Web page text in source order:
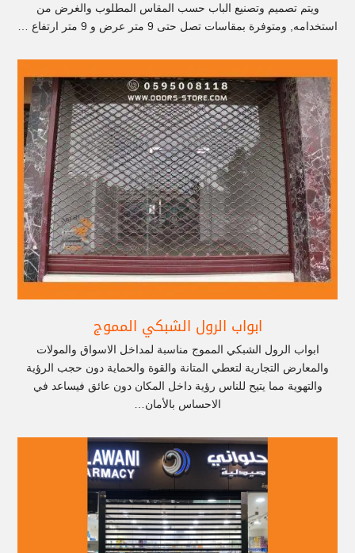
ويتم تصميم وتصنيع الباب حسب المقاس المطلوب والغرض من
استخدامه, ومتوفرة بمقاسات تصل حتى 9 متر عرض و 9 متر ارتفاع …
ابواب الرول الشبكي المموج
ابواب الرول الشبكي المموج مناسبة لمداخل الاسواق والمولات
والمعارض التجارية لتعطي المتانة والقوة والحماية دون حجب الرؤية
والتهوية مما يتيح للناس رؤية داخل المكان دون عائق فيساعد في
الاحساس بالأمان…